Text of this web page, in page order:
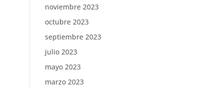
noviembre 2023
octubre 2023
septiembre 2023
julio 2023
mayo 2023
marzo 2023